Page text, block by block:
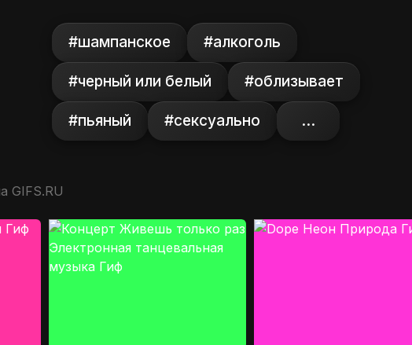
#шампанское #алкоголь
#черный или белый #облизывает
#пьяный #сексуально ...
GIFS.RU